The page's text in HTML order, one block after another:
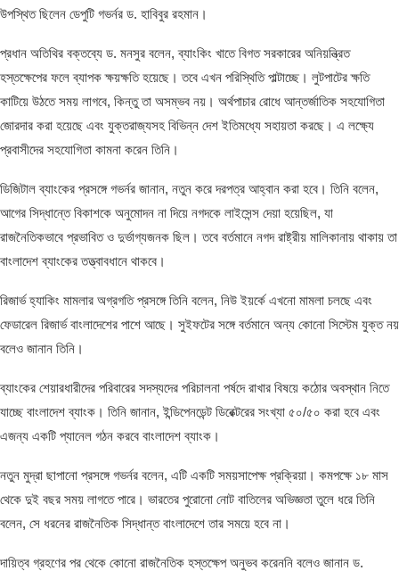
উপস্থিত ছিলেন ডেপুটি গভর্নর ড. হাবিবুর রহমান।
প্রধান অতিথির বক্তব্যে ড. মনসুর বলেন, ব্যাংকিং খাতে বিগত সরকারের অনিয়ন্ত্রিত
হস্তক্ষেপের ফলে ব্যাপক ক্ষয়ক্ষতি হয়েছে। তবে এখন পরিস্থিতি পাল্টাচ্ছে। লুটপাটের ক্ষতি
কাটিয়ে উঠতে সময় লাগবে, কিন্তু তা অসম্ভব নয়। অর্থপাচার রোধে আন্তর্জাতিক সহযোগিতা
জোরদার করা হয়েছে এবং যুক্তরাজ্যসহ বিভিন্ন দেশ ইতিমধ্যে সহায়তা করছে। এ লক্ষ্যে
প্রবাসীদের সহযোগিতা কামনা করেন তিনি।
ডিজিটাল ব্যাংকের প্রসঙ্গে গভর্নর জানান, নতুন করে দরপত্র আহ্বান করা হবে। তিনি বলেন,
আগের সিদ্ধান্তে বিকাশকে অনুমোদন না দিয়ে নগদকে লাইসেন্স দেয়া হয়েছিল, যা
রাজনৈতিকভাবে প্রভাবিত ও দুর্ভাগ্যজনক ছিল। তবে বর্তমানে নগদ রাষ্ট্রীয় মালিকানায় থাকায় তা
বাংলাদেশ ব্যাংকের তত্ত্বাবধানে থাকবে।
রিজার্ভ হ্যাকিং মামলার অগ্রগতি প্রসঙ্গে তিনি বলেন, নিউ ইয়র্কে এখনো মামলা চলছে এবং
ফেডারেল রিজার্ভ বাংলাদেশের পাশে আছে। সুইফটের সঙ্গে বর্তমানে অন্য কোনো সিস্টেম যুক্ত নয়
বলেও জানান তিনি।
ব্যাংকের শেয়ারধারীদের পরিবারের সদস্যদের পরিচালনা পর্ষদে রাখার বিষয়ে কঠোর অবস্থান নিতে
যাচ্ছে বাংলাদেশ ব্যাংক। তিনি জানান, ইন্ডিপেনডেন্ট ডিরেক্টরের সংখ্যা ৫০/৫০ করা হবে এবং
এজন্য একটি প্যানেল গঠন করবে বাংলাদেশ ব্যাংক।
নতুন মুদ্রা ছাপানো প্রসঙ্গে গভর্নর বলেন, এটি একটি সময়সাপেক্ষ প্রক্রিয়া। কমপক্ষে ১৮ মাস
থেকে দুই বছর সময় লাগতে পারে। ভারতের পুরোনো নোট বাতিলের অভিজ্ঞতা তুলে ধরে তিনি
বলেন, সে ধরনের রাজনৈতিক সিদ্ধান্ত বাংলাদেশে তার সময়ে হবে না।
দায়িত্ব গ্রহণের পর থেকে কোনো রাজনৈতিক হস্তক্ষেপ অনুভব করেননি বলেও জানান ড.